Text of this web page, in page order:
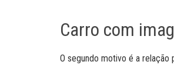
Carro com
O segundo motivo é a